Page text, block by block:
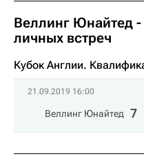
Веллинг Юнайтед -
личных встреч
Кубок Англии.
21.09.2019 16:00
Веллинг Юнайтед 7